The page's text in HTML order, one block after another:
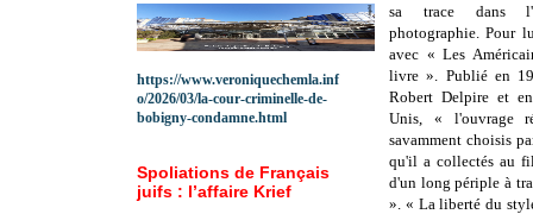
sa trace dans
photographie. Pour
avec « Les
livre ». Publié en
Robert Delpire et
Unis, « l'ouvrage
savamment choisis
qu'il a collectés au
d'un long périple à
». « La liberté du
https://www.veroniquechemla.inf
o/2026/03/la-cour-criminelle-de-
bobigny-condamne.html
Spoliations de Français
juifs : l’affaire Krief